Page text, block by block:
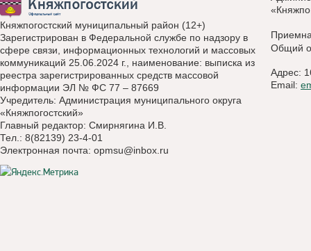
Княжпогостский муниципальный район (12+)
Зарегистрирован в Федеральной службе по надзору в
сфере связи, информационных технологий и массовых
коммуникаций 25.06.2024 г., наименование: выписка из
реестра зарегистрированных средств массовой
информации ЭЛ № ФС 77 – 87669
Учредитель: Администрация муниципального округа
«Княжпогостский»
Главный редактор: Смирнягина И.В.
Тел.: 8(82139) 23-4-01
Электронная почта: opmsu@inbox.ru
Общий
Адрес:
Email: